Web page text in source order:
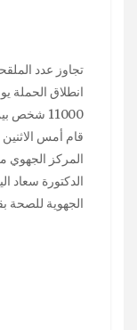
تجاوز عدد الملقحين ضد فيروس كورونا بولاية قابس منذ
11000
المركز الجهوي
الدكتورة سعاد
الجهوية للصحة